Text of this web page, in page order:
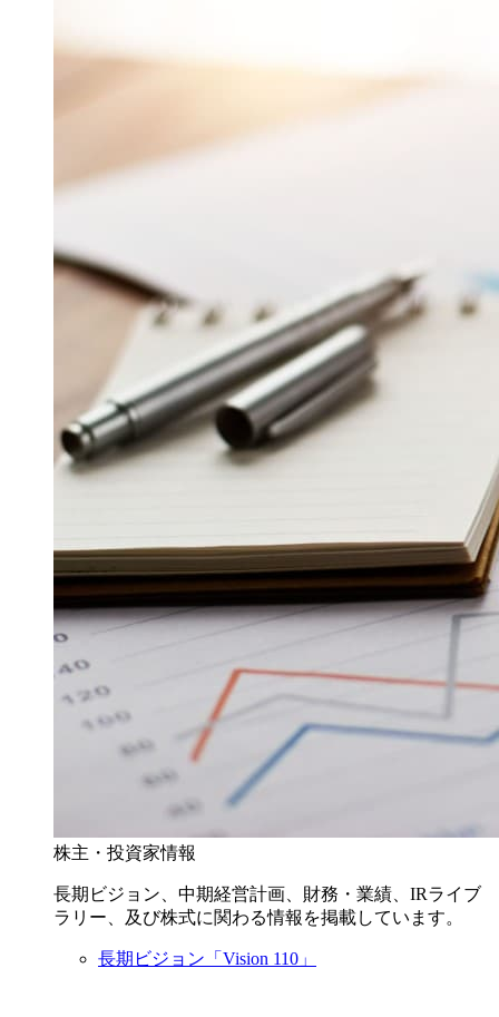
株主・投資家情報
長期ビジョン、中期経営計画、財務・業績、IRライブ
ラリー、及び株式に関わる情報を掲載しています。
長期ビジョン「Vision 110」